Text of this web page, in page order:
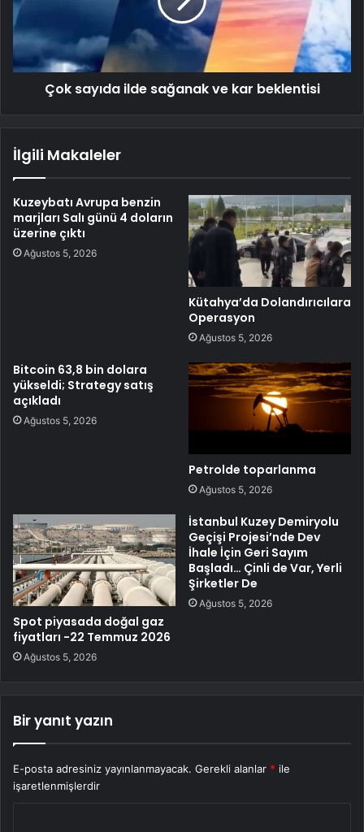
Çok sayıda ilde sağanak ve kar beklentisi
İlgili Makaleler
Kuzeybatı Avrupa benzin
marjları Salı günü 4 doların
üzerine çıktı
Ağustos 5, 2026
Kütahya’da Dolandırıcılara
Operasyon
Ağustos 5, 2026
Bitcoin 63,8 bin dolara
yükseldi; Strategy satış
açıkladı
Ağustos 5, 2026
Petrolde toparlanma
Ağustos 5, 2026
Spot piyasada doğal gaz
fiyatları -22 Temmuz 2026
Ağustos 5, 2026
İstanbul Kuzey Demiryolu
Geçişi Projesi’nde Dev
İhale İçin Geri Sayım
Başladı… Çinli de Var, Yerli
Şirketler De
Ağustos 5, 2026
Bir yanıt yazın
E-posta adresiniz yayınlanmayacak. Gerekli alanlar * ile
işaretlenmişlerdir